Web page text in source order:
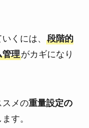
くには、 段階的
管理がカギになり
スメの重量設定の
す。